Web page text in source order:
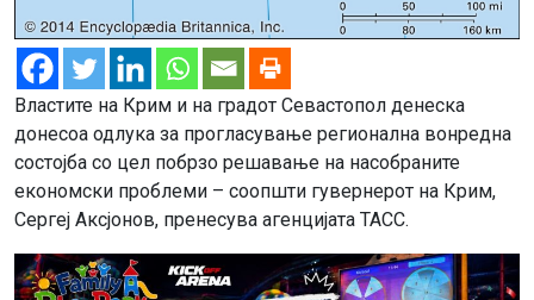
Властите на Крим и на градот Севастопол денеска
донесоа одлука за прогласување регионална вонредна
состојба со цел побрзо решавање на насобраните
економски проблеми – соопшти гувернерот на Крим,
Сергеј Аксјонов, пренесува агенцијата ТАСС.